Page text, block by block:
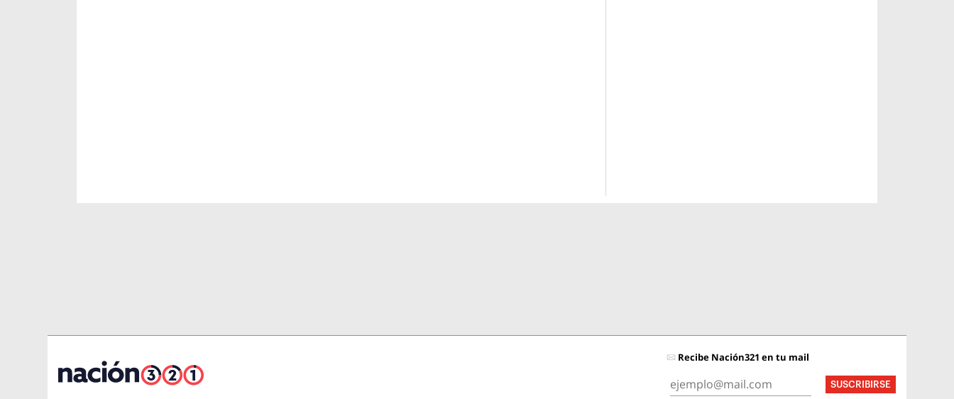
Recibe Nación321 en tu mail
SUSCRIBIRSE